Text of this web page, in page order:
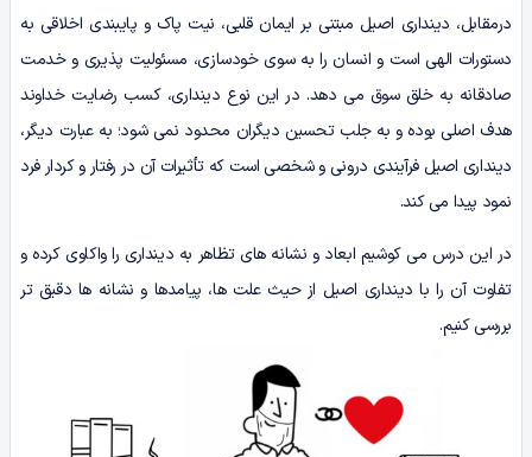
درمقابل، دینداری اصیل مبتنی بر ایمان قلبی، نیت پاک و پایبندی اخلاقی به
دستورات الهی است و انسان را به سوی خودسازی، مسئولیت پذیری و خدمت
صادقانه به خلق سوق می دهد. در این نوع دینداری، کسب رضایت خداوند
هدف اصلی بوده و به جلب تحسین دیگران محدود نمی شود؛ به عبارت دیگر،
دینداری اصیل فرآیندی درونی و شخصی است که تأثیرات آن در رفتار و کردار فرد
نمود پیدا می کند.
در این درس می کوشیم ابعاد و نشانه های تظاهر به دینداری را واکاوی کرده و
تفاوت آن را با دینداری اصیل از حیث علت ها، پیامدها و نشانه ها دقیق تر
بررسی کنیم.